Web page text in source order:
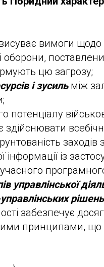
вимоги щодо
оборони,
цю загрозу;
і зусильміж
потенціалу
здійснювати
заходів
інформації із
управлінської
забезпечує
принципами,